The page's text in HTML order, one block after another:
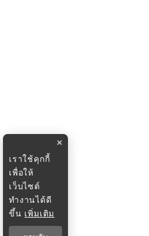
×
เราใช้คุกกี้
เพื่อให้
เว็บไซต์
ทำงานได้ดี
ขึ้น เพิ่มเติม